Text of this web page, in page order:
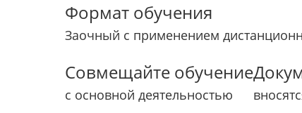
Формат обучения
Заочный с применением
Совмещайте обучение
с основной деятельностью